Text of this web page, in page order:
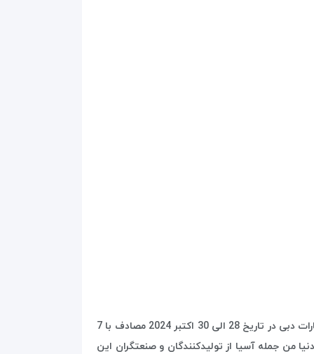
نمایشگاه لوازم آرایشی بهداشتی دبی یکی از بزرگترین نمایشگاههای آرایشی و زیبایی خاورمیانه محسوب می شود که در کشور امارات دبی در تاریخ 28 الی 30 اکتبر 2024 مصادف با 7
دنیا من جمله آسیا از تولیدکنندگان و صنعتگران این